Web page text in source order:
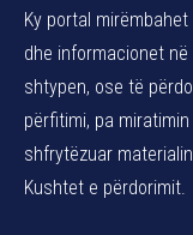
Ky portal
dhe informacionet
shtypen, ose të
përfitimi, pa
shfrytëzuar
Kushtet e përdorimit.